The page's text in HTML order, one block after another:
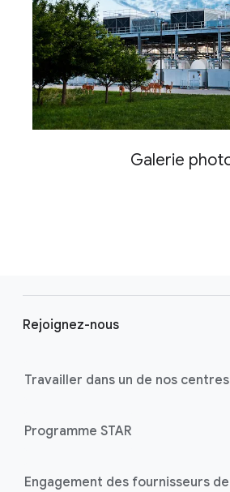
Galerie
Rejoignez-nous
Travailler dans un de nos
Programme STAR
Engagement des fournisseurs